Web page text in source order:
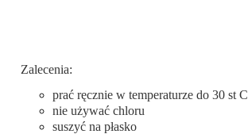
Zalecenia:
prać ręcznie w temperaturze do 30 st C
nie używać chloru
suszyć na płasko